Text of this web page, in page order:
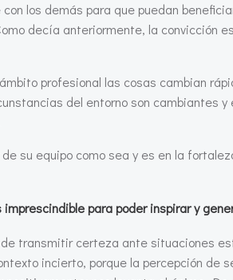
los demás para que puedan
decía anteriormente, la convicción
profesional las cosas cambian
del entorno son cambiantes
su equipo como sea y es en la
para poder inspirar y
transmitir certeza ante situaciones
incierto, porque la percepción de